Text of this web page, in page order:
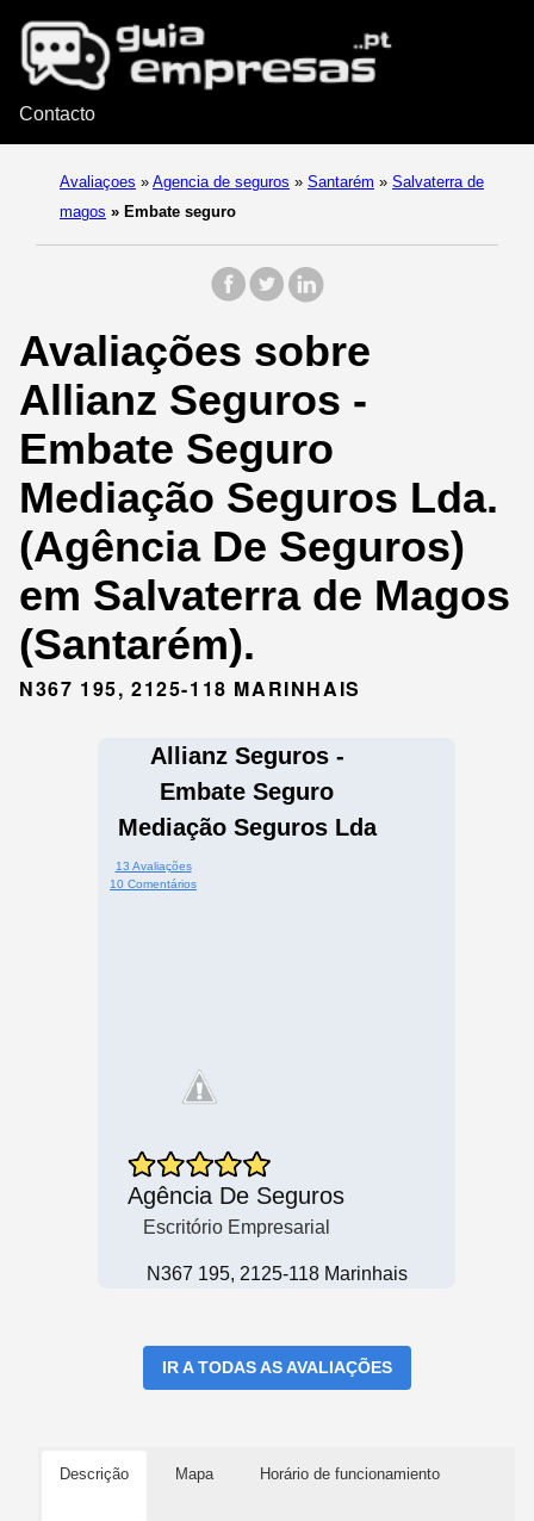
Contacto
Avaliaçoes » Agencia de seguros » Santarém » Salvaterra de
magos » Embate seguro
Avaliações sobre
Allianz Seguros -
Embate Seguro
Mediação Seguros Lda.
(Agência De Seguros)
em Salvaterra de Magos
(Santarém).
N367 195, 2125-118 MARINHAIS
Allianz Seguros -
Embate Seguro
Mediação Seguros Lda
13 Avaliações
10 Comentários
Agência De Seguros
Escritório Empresarial
N367 195, 2125-118 Marinhais
IR A TODAS AS AVALIAÇÕES
Descrição Mapa Horário de funcionamiento